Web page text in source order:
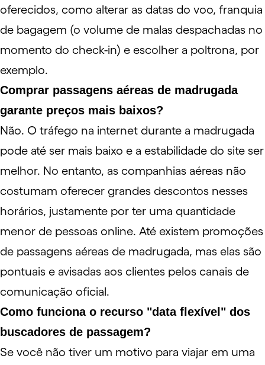
oferecidos, como alterar as datas do voo, franquia
de bagagem (o volume de malas despachadas no
momento do check-in) e escolher a poltrona, por
exemplo.
Comprar passagens aéreas de madrugada
garante preços mais baixos?
Não. O tráfego na internet durante a madrugada
pode até ser mais baixo e a estabilidade do site ser
melhor. No entanto, as companhias aéreas não
costumam oferecer grandes descontos nesses
horários, justamente por ter uma quantidade
menor de pessoas online. Até existem promoções
de passagens aéreas de madrugada, mas elas são
pontuais e avisadas aos clientes pelos canais de
comunicação oficial.
Como funciona o recurso "data flexível" dos
buscadores de passagem?
Se você não tiver um motivo para viajar em uma